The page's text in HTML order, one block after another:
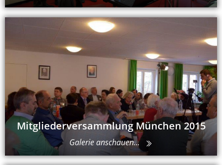
Mitgliederversammlung München 2015
Galerie anschauen...